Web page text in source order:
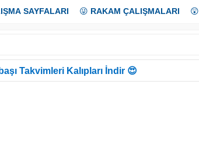
SAYFALARI 😜 RAKAM ÇALIŞMALARI 😲
Takvimleri Kalıpları İndir 😍